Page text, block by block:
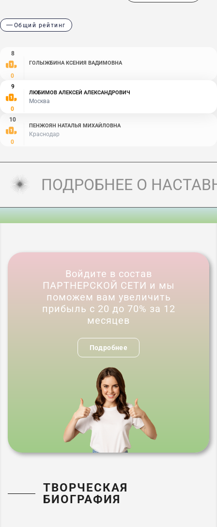
Общий рейтинг
0
8
ГОЛЫЖБИНА КСЕНИЯ ВАДИМОВНА
0
9
ЛЮБИМОВ АЛЕКСЕЙ АЛЕКСАНДРОВИЧ
Москва
0
10
ПЕНЖОЯН НАТАЛЬЯ МИХАЙЛОВНА
Краснодар
ПОДРОБНЕЕ О
Войдите в состав
ПАРТНЕРСКОЙ СЕТИ и мы
поможем вам увеличить
прибыль с 20 до 70% за 12
месяцев
Подробнее
ТВОРЧЕСКАЯ
БИОГРАФИЯ